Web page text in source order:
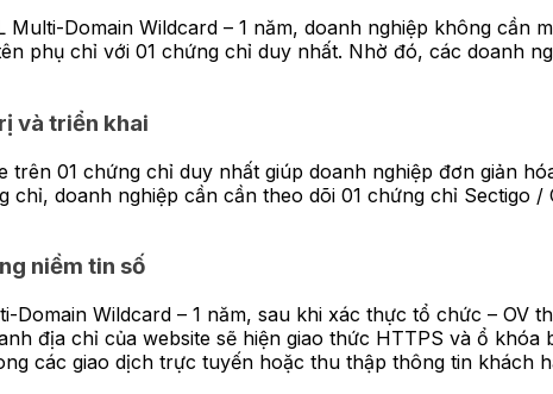
Multi-Domain Wildcard – 1 năm, doanh nghiệp không
phụ chỉ với 01 chứng chỉ duy nhất. Nhờ đó, các doanh
và triển khai
trên 01 chứng chỉ duy nhất giúp doanh nghiệp đơn giản
doanh nghiệp cần cần theo dõi 01 chứng chỉ Sectigo /
niềm tin số
Domain Wildcard – 1 năm, sau khi xác thực tổ chức –
địa chỉ của website sẽ hiện giao thức HTTPS và ổ
các giao dịch trực tuyến hoặc thu thập thông tin khách